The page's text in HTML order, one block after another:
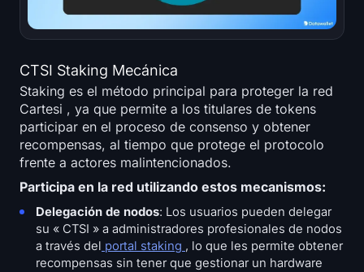
CTSI Staking Mecánica
Staking es el método principal para proteger la red
Cartesi , ya que permite a los titulares de tokens
participar en el proceso de consenso y obtener
recompensas, al tiempo que protege el protocolo
frente a actores malintencionados.
Participa en la red utilizando estos mecanismos:
Delegación de nodos: Los usuarios pueden delegar
su « CTSI » a administradores profesionales de nodos
a través del portal staking , lo que les permite obtener
recompensas sin tener que gestionar un hardware